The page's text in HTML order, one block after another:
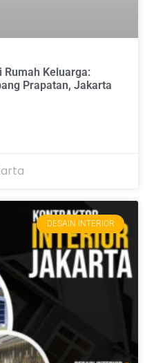
Rumah Keluarga:
Prapatan, Jakarta
DESAIN INTERIOR